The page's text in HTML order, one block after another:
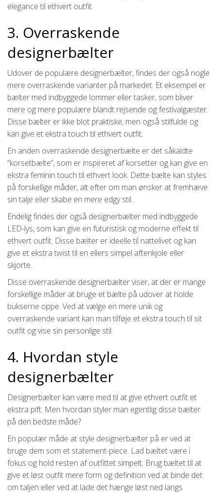
elegance til ethvert outfit.
3. Overraskende
designerbælter
Udover de populære designerbælter, findes der også nogle
mere overraskende varianter på markedet. Et eksempel er
bælter med indbyggede lommer eller tasker, som bliver
mere og mere populære blandt rejsende og festivalgæster.
Disse bælter er ikke blot praktiske, men også stilfulde og
kan give et ekstra touch til ethvert outfit.
En anden overraskende designerbælte er det såkaldte
“korsetbælte”, som er inspireret af korsetter og kan give en
ekstra feminin touch til ethvert look. Dette bælte kan styles
på forskellige måder, alt efter om man ønsker at fremhæve
sin talje eller skabe en mere edgy stil.
Endelig findes der også designerbælter med indbyggede
LED-lys, som kan give en futuristisk og moderne effekt til
ethvert outfit. Disse bælter er ideelle til nattelivet og kan
give et ekstra twist til en ellers simpel aftenkjole eller
skjorte.
Disse overraskende designerbælter viser, at der er mange
forskellige måder at bruge et bælte på udover at holde
bukserne oppe. Ved at vælge en mere unik og
overraskende variant kan man tilføje et ekstra touch til sit
outfit og vise sin personlige stil.
4. Hvordan style
designerbælter
Designerbælter kan være med til at give ethvert outfit et
ekstra pift. Men hvordan styler man egentlig disse bælter
på den bedste måde?
En populær måde at style designerbælter på er ved at
bruge dem som et statement-piece. Lad bæltet være i
fokus og hold resten af outfittet simpelt. Brug bæltet til at
give et løst outfit mere form og definition ved at binde det
om taljen eller ved at lade det hænge løst ned langs